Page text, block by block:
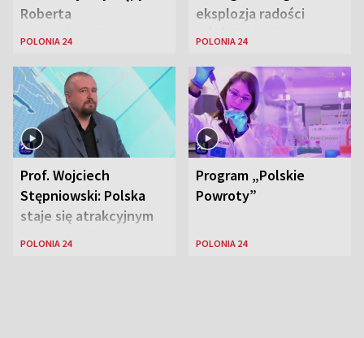
Roberta
Lewandowskiego w
Zjednoczonych
POLONIA 24
eksplozja radości
wśród Polonii
POLONIA 24
Prof. Wojciech
Stępniowski: Polska
staje się atrakcyjnym
miejscem dla
POLONIA 24
Program „Polskie
Powroty”
POLONIA 24